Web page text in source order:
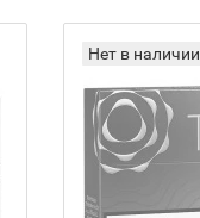
Нет в наличии